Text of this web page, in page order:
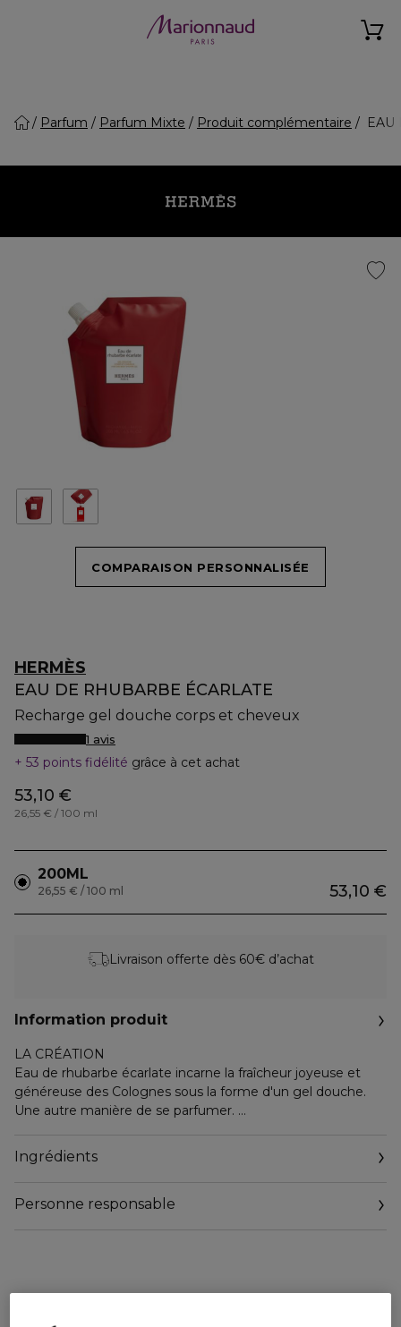
Parfum Parfum Mixte Produit complémentaire EAU
COMPARAISON PERSONNALISÉE
HERMÈS
EAU DE RHUBARBE ÉCARLATE
Recharge gel douche corps et cheveux
1 avis
53 points fidélité grâce à cet achat
53,10 €
26,55 € / 100 ml
200ML
53,10 €
26,55 € / 100 ml
Livraison offerte dès 60€ d’achat
Information produit
LA CRÉATION
Eau de rhubarbe écarlate incarne la fraîcheur joyeuse et
généreuse des Colognes sous la forme d'un gel douche.
Une autre manière de se parfumer.
Eau de Rhubarbe Écarlate exprime la fraîcheur d'une
rhubarbe croquante et d'un lantana acidulé, associés aux
L'ÉTHIQUE
créé pour durer.
Ingrédients
Personne responsable